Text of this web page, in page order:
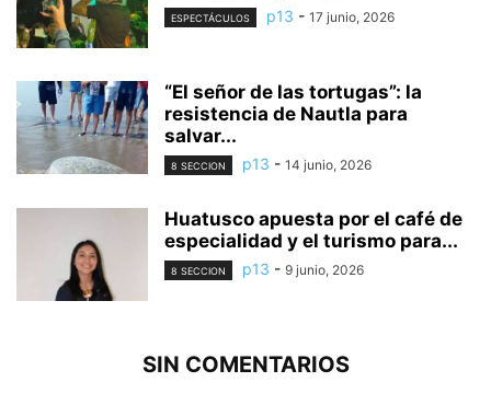
ESPECTÁCULOS p13 - 17 junio, 2026
“El señor de las tortugas”: la
resistencia de Nautla para
salvar...
8 SECCION p13 - 14 junio, 2026
Huatusco apuesta por el café de
especialidad y el turismo para...
8 SECCION p13 - 9 junio, 2026
SIN COMENTARIOS